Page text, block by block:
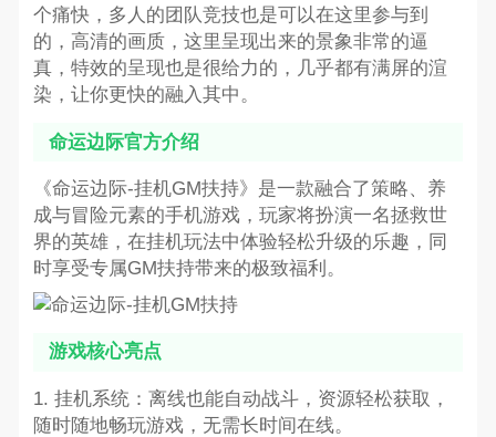
个痛快，多人的团队竞技也是可以在这里参与到
的，高清的画质，这里呈现出来的景象非常的逼
真，特效的呈现也是很给力的，几乎都有满屏的渲
染，让你更快的融入其中。
命运边际官方介绍
《命运边际-挂机GM扶持》是一款融合了策略、养
成与冒险元素的手机游戏，玩家将扮演一名拯救世
界的英雄，在挂机玩法中体验轻松升级的乐趣，同
时享受专属GM扶持带来的极致福利。
游戏核心亮点
1. 挂机系统：离线也能自动战斗，资源轻松获取，
随时随地畅玩游戏，无需长时间在线。